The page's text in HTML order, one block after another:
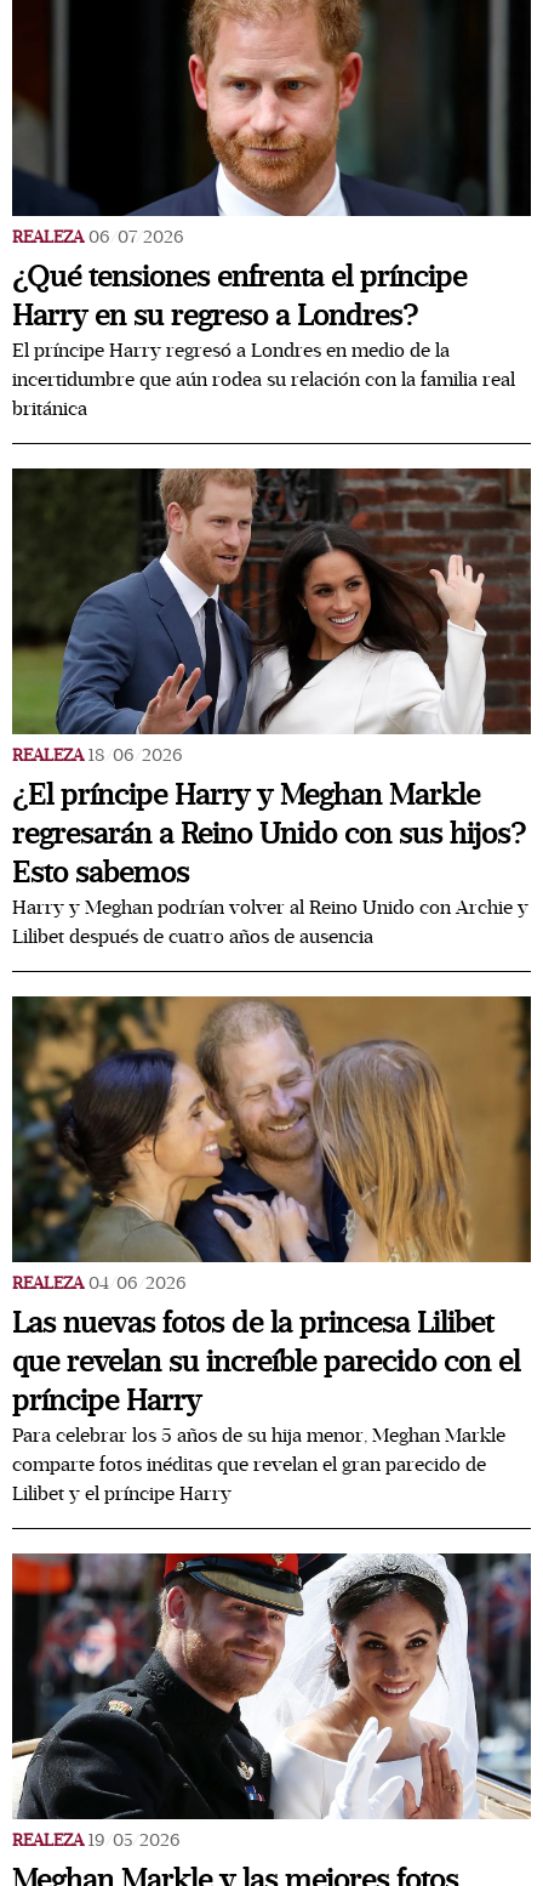
REALEZA 06/07/2026
¿Qué tensiones enfrenta el príncipe
Harry en su regreso a Londres?
El príncipe Harry regresó a Londres en medio de la
incertidumbre que aún rodea su relación con la familia real
británica
REALEZA 18/06/2026
¿El príncipe Harry y Meghan Markle
regresarán a Reino Unido con sus hijos?
Esto sabemos
Harry y Meghan podrían volver al Reino Unido con Archie y
Lilibet después de cuatro años de ausencia
REALEZA 04/06/2026
Las nuevas fotos de la princesa Lilibet
que revelan su increíble parecido con el
príncipe Harry
Para celebrar los 5 años de su hija menor, Meghan Markle
comparte fotos inéditas que revelan el gran parecido de
Lilibet y el príncipe Harry
REALEZA 19/05/2026